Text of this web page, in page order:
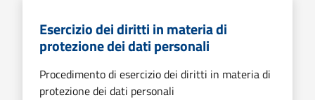
Esercizio dei diritti in materia di
protezione dei dati personali
Procedimento di esercizio dei diritti in materia di
protezione dei dati personali